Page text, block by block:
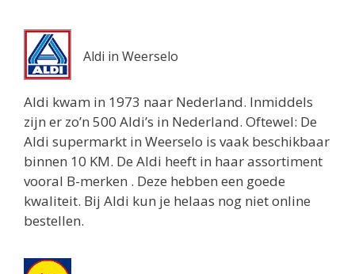
Aldi in Weerselo
Aldi kwam in 1973 naar Nederland. Inmiddels
zijn er zo’n 500 Aldi’s in Nederland. Oftewel: De
Aldi supermarkt in Weerselo is vaak beschikbaar
binnen 10 KM. De Aldi heeft in haar assortiment
vooral B-merken . Deze hebben een goede
kwaliteit. Bij Aldi kun je helaas nog niet online
bestellen.